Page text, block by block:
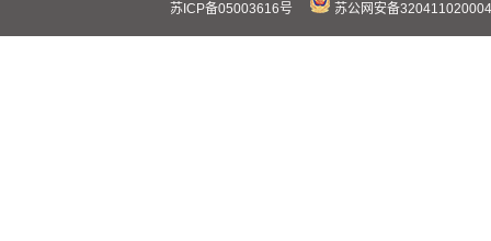
苏ICP备05003616号
苏公网安备